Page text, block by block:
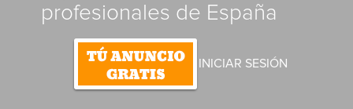
profesionales de España
INICIAR SESIÓN